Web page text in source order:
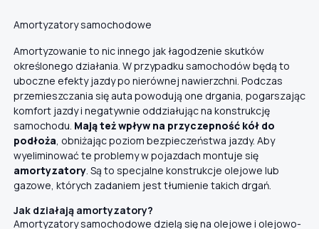
Amortyzatory samochodowe
Amortyzowanie to nic innego jak łagodzenie skutków
określonego działania. W przypadku samochodów będą to
uboczne efekty jazdy po nierównej nawierzchni. Podczas
przemieszczania się auta powodują one drgania, pogarszając
komfort jazdy i negatywnie oddziałując na konstrukcję
samochodu. Mają też wpływ na przyczepność kół do
podłoża , obniżając poziom bezpieczeństwa jazdy. Aby
wyeliminować te problemy w pojazdach montuje się
amortyzatory . Są to specjalne konstrukcje olejowe lub
gazowe, których zadaniem jest tłumienie takich drgań.
Jak działają amortyzatory?
Amortyzatory samochodowe dzielą się na olejowe i olejowo-